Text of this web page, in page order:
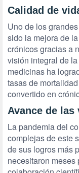
Calidad de
Uno de los
sido la mejora de
crónicos gracias a
visión integral de
medicinas ha
tasas de
convertido en
Avance de las
La pandemia del
complejas de este
de sus logros más
necesitaron